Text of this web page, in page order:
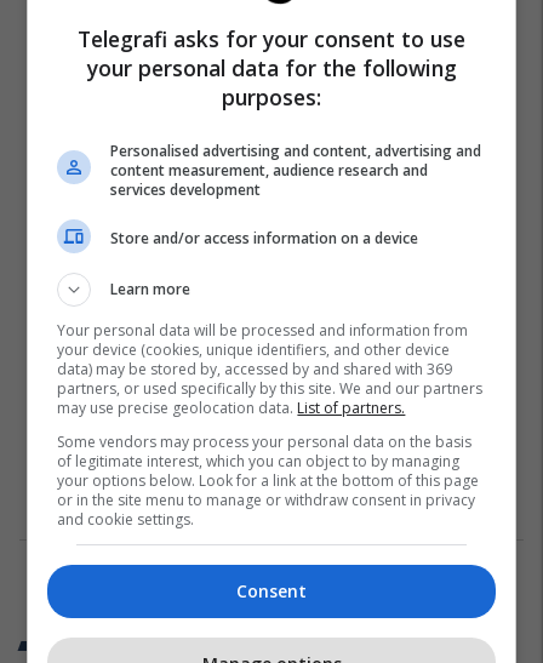
1
Trend Telegrafi
Telegrafi asks for your consent to use
your personal data for the following
purposes:
Personalised advertising and content, advertising and
content measurement, audience research and
services development
Store and/or access information on a device
Learn more
Your personal data will be processed and information from
your device (cookies, unique identifiers, and other device
data) may be stored by, accessed by and shared with 369
partners, or used specifically by this site. We and our partners
may use precise geolocation data. List of partners.
Some vendors may process your personal data on the basis
of legitimate interest, which you can object to by managing
your options below. Look for a link at the bottom of this page
or in the site menu to manage or withdraw consent in privacy
and cookie settings.
Consent